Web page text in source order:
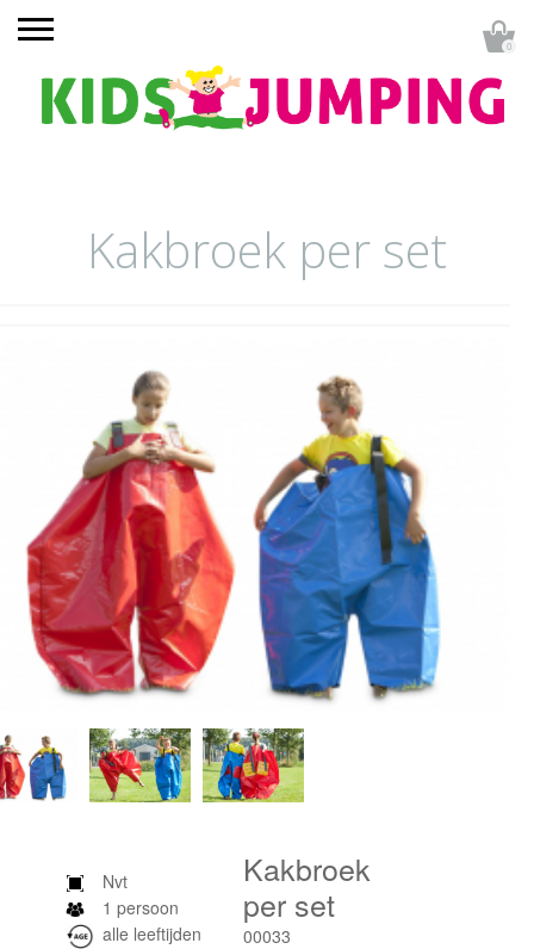
0
Kakbroek per set
Nvt
1 persoon
alle leeftijden
Kakbroek
per set
00033